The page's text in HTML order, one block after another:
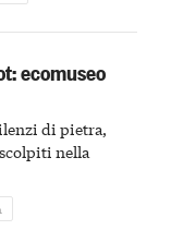
ecomuseo
di pietra,
nella